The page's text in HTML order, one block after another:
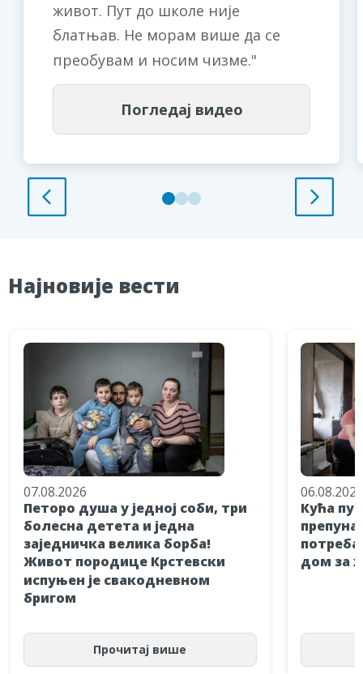
живот. Пут до школе није
блатњав. Не морам више да се
преобувам и носим чизме.
Погледај видео
Најновије вести
07.08.2026
Петоро душа у једној соби, три
болесна детета и једна
заједничка велика борба!
Живот породице Крстевски
испуњен је свакодневном
бригом
Прочитај више
06.08.2026
Кућа
препуна
дом за